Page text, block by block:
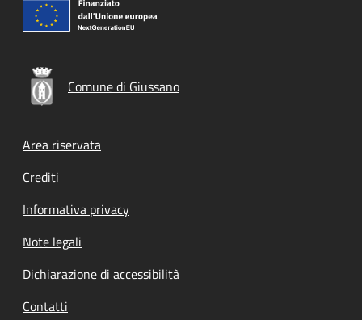
Comune di Giussano
Footer menu
Area riservata
Crediti
Informativa privacy
Note legali
Dichiarazione di accessibilità
Contatti